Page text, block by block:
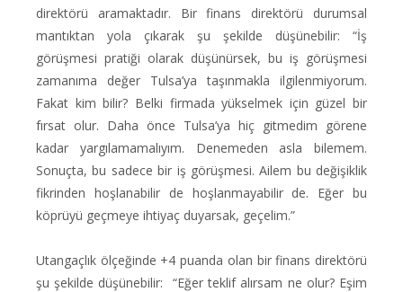
direktörü aramaktadır. Bir finans direktörü durumsal
mantıktan yola çıkarak şu şekilde düşünebilir: “İş
görüşmesi pratiği olarak düşünürsek, bu iş görüşmesi
zamanıma değer Tulsa’ya taşınmakla ilgilenmiyorum.
Fakat kim bilir? Belki firmada yükselmek için güzel bir
fırsat olur. Daha önce Tulsa’ya hiç gitmedim görene
kadar yargılamamalıyım. Denemeden asla bilemem.
Sonuçta, bu sadece bir iş görüşmesi. Ailem bu değişiklik
fikrinden hoşlanabilir de hoşlanmayabilir de. Eğer bu
köprüyü geçmeye ihtiyaç duyarsak, geçelim.”
Utangaçlık ölçeğinde +4 puanda olan bir finans direktörü
şu şekilde düşünebilir: “Eğer teklif alırsam ne olur? Eşim